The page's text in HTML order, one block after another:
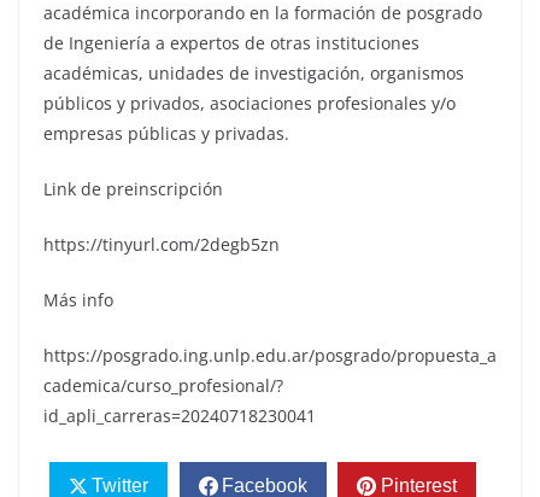
académica incorporando en la formación de posgrado
de Ingeniería a expertos de otras instituciones
académicas, unidades de investigación, organismos
públicos y privados, asociaciones profesionales y/o
empresas públicas y privadas.
Link de preinscripción
https://tinyurl.com/2degb5zn
Más info
https://posgrado.ing.unlp.edu.ar/posgrado/propuesta_a
cademica/curso_profesional/?
id_apli_carreras=20240718230041
Twitter Facebook Pinterest